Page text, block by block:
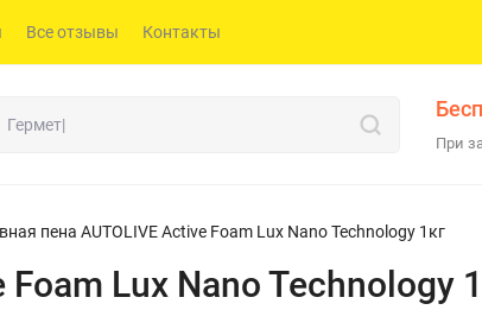
Все отзывы Контакты
При
пена AUTOLIVE Active Foam Lux Nano Technology 1кг
Lux Nano Technology